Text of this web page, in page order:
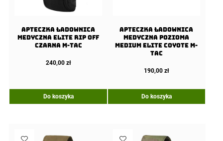
Apteczka Ładownica
Medyczna Elite Rip Off
Czarna M-TAC
240,00 zł
Do koszyka
Apteczka Ładownica
Medyczna Pozioma
Medium Elite Coyote M-
TAC
190,00 zł
Do koszyka